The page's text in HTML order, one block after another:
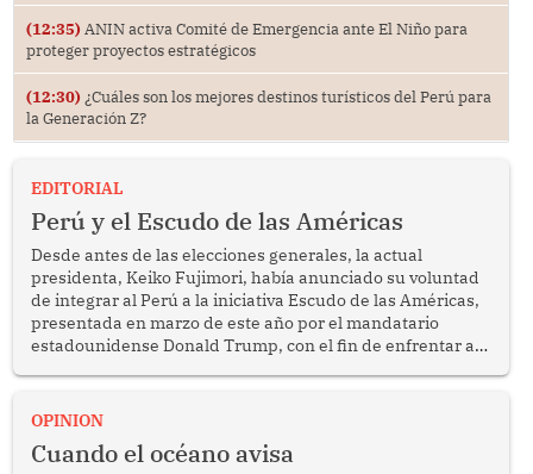
(12:35) ANIN activa Comité de Emergencia ante El Niño para
proteger proyectos estratégicos
(12:30) ¿Cuáles son los mejores destinos turísticos del Perú para
la Generación Z?
EDITORIAL
Perú y el Escudo de las Américas
Desde antes de las elecciones generales, la actual
presidenta, Keiko Fujimori, había anunciado su voluntad
de integrar al Perú a la iniciativa Escudo de las Américas,
presentada en marzo de este año por el mandatario
estadounidense Donald Trump, con el fin de enfrentar al
OPINION
Cuando el océano avisa